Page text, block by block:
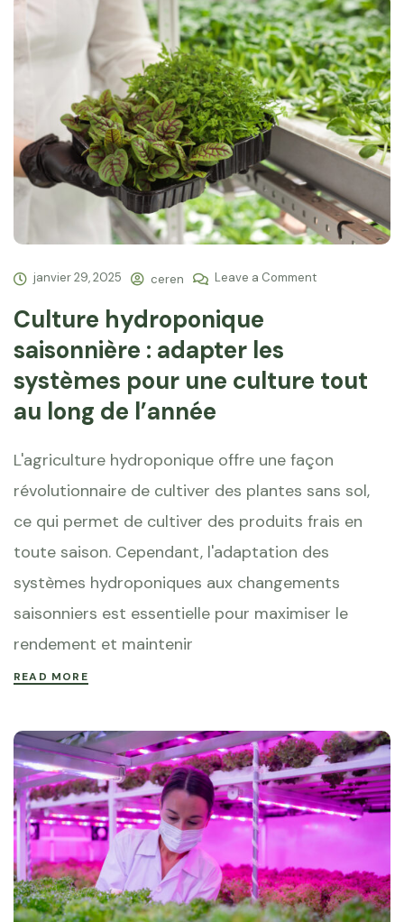
janvier 29, 2025 ceren Leave a Comment
Culture hydroponique
saisonnière : adapter les
systèmes pour une culture tout
au long de l’année
L'agriculture hydroponique offre une façon
révolutionnaire de cultiver des plantes sans sol,
ce qui permet de cultiver des produits frais en
toute saison. Cependant, l'adaptation des
systèmes hydroponiques aux changements
saisonniers est essentielle pour maximiser le
rendement et maintenir
READ MORE